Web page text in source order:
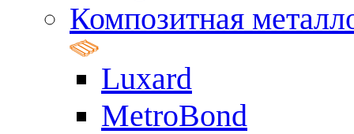
Композитная
Luxard
MetroBond